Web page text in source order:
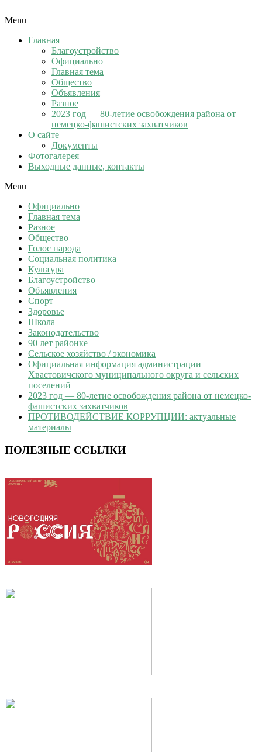
Menu
Главная
Благоустройство
Официально
Главная тема
Общество
Объявления
Разное
2023 год — 80-летие освобождения района от
немецко-фашистских захватчиков
О сайте
Документы
Фотогалерея
Выходные данные, контакты
Menu
Официально
Главная тема
Разное
Общество
Голос народа
Социальная политика
Культура
Благоустройство
Объявления
Спорт
Здоровье
Школа
Законодательство
90 лет районке
Сельское хозяйство / экономика
Официальная информация администрации
Хвастовичского муниципального округа и сельских
поселений
2023 год — 80-летие освобождения района от немецко-
фашистских захватчиков
ПРОТИВОДЕЙСТВИЕ КОРРУПЦИИ: актуальные
материалы
ПОЛЕЗНЫЕ ССЫЛКИ